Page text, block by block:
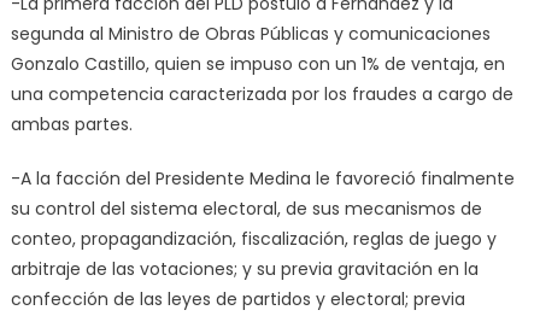
segunda al Ministro de Obras Públicas y comunicaciones
Gonzalo Castillo, quien se impuso con un 1% de ventaja, en
una competencia caracterizada por los fraudes a cargo de
ambas partes.
-A la facción del Presidente Medina le favoreció finalmente
su control del sistema electoral, de sus mecanismos de
conteo, propagandización, fiscalización, reglas de juego y
arbitraje de las votaciones; y su previa gravitación en la
confección de las leyes de partidos y electoral; previa